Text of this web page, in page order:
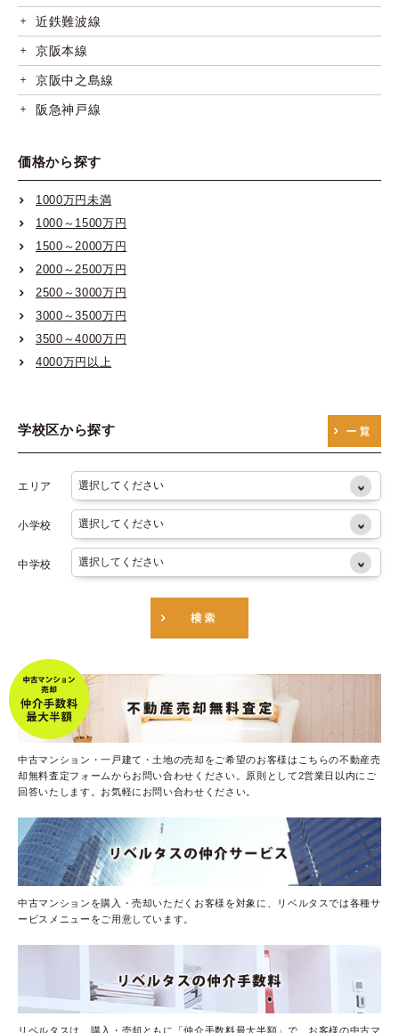
近鉄難波線
京阪本線
京阪中之島線
阪急神戸線
阪急京都線
阪神本線
阪神なんば線
大阪市営御堂筋線
大阪市営谷町線
大阪市営四つ橋線
大阪市営中央線
大阪市営長堀鶴見緑地線
価格から探す
1000万円未満
1000～1500万円
1500～2000万円
2000～2500万円
2500～3000万円
3000～3500万円
3500～4000万円
4000万円以上
学校区から探す
エリア
小学校
中学校
中古マンション・一戸建て・土地の売却をご希望のお客様はこちらの不動産売
却無料査定フォームからお問い合わせください。原則として2営業日以内にご
回答いたします。お気軽にお問い合わせください。
中古マンションを購入・売却いただくお客様を対象に、リベルタスでは各種サ
ービスメニューをご用意しています。
リベルタスは、購入・売却ともに「仲介手数料最大半額」で、お客様の中古マ